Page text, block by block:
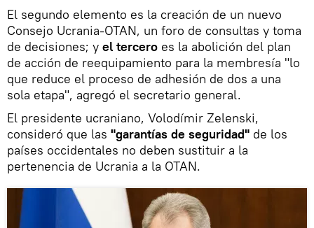
El segundo elemento es la creación de un nuevo
Consejo Ucrania-OTAN, un foro de consultas y toma
de decisiones; y el tercero es la abolición del plan
de acción de reequipamiento para la membresía "lo
que reduce el proceso de adhesión de dos a una
sola etapa", agregó el secretario general.
El presidente ucraniano, Volodímir Zelenski,
consideró que las "garantías de seguridad" de los
países occidentales no deben sustituir a la
pertenencia de Ucrania a la OTAN.